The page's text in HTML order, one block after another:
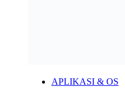
APLIKASI & OS